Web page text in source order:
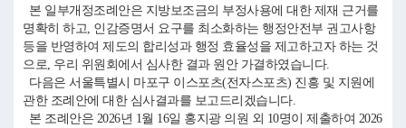
본 일부개정조례안은 지방보조금의 부정사용에 대한 제재 근거를
명확히 하고, 인감증명서 요구를 최소화하는 행정안전부 권고사항
등을 반영하여 제도의 합리성과 행정 효율성을 제고하고자 하는 것
으로, 우리 위원회에서 심사한 결과 원안 가결하였습니다.
다음은 서울특별시 마포구 이스포츠(전자스포츠) 진흥 및 지원에
관한 조례안에 대한 심사결과를 보고드리겠습니다.
본 조례안은 2026년 1월 16일 홍지광 의원 외 10명이 제출하여 2026